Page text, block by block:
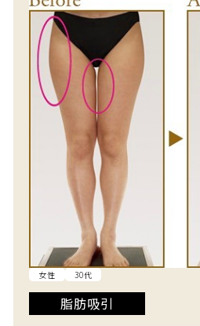
女性 30代
脂肪吸引